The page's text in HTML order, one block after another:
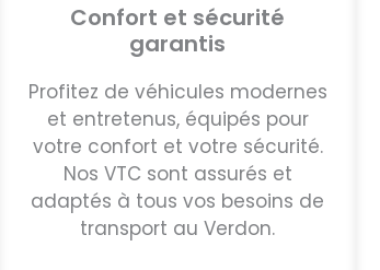
Confort et sécurité
garantis
Profitez de véhicules modernes
et entretenus, équipés pour
votre confort et votre sécurité.
Nos VTC sont assurés et
adaptés à tous vos besoins de
transport au Verdon.